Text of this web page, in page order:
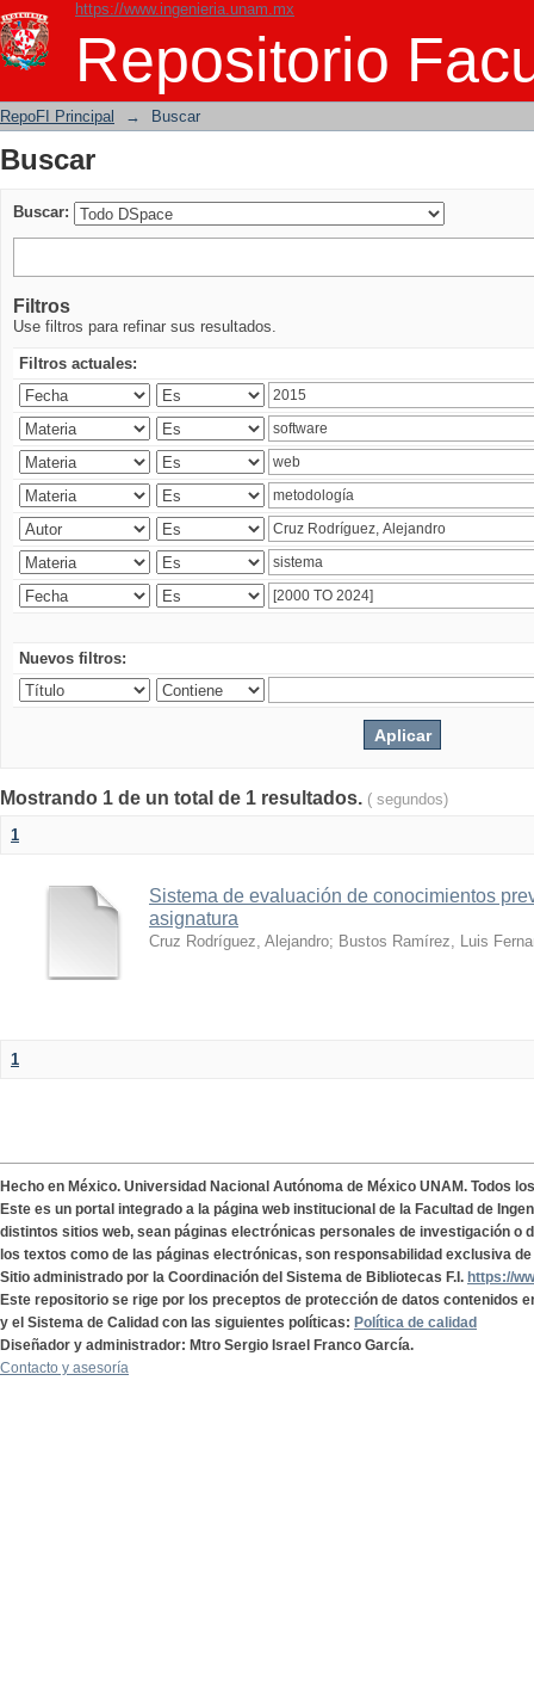
https://www.ingenieria.unam.mx
Repositorio
Buscar
RepoFI Principal → Buscar
Buscar
Buscar:
Filtros
Use filtros para refinar sus resultados.
Filtros actuales:
Nuevos filtros:
Mostrando 1 de un total de 1 resultados. ( segundos)
1
Sistema de evaluación de conocimientos
asignatura
Cruz Rodríguez, Alejandro; Bustos Ramírez, Luis
1
Hecho en México. Universidad Nacional Autónoma de México UNAM. Todos
Este es un portal integrado a la página web institucional de la Facultad de
distintos sitios web, sean páginas electrónicas personales de investigación o
los textos como de las páginas electrónicas, son responsabilidad exclusiva
Sitio administrado por la Coordinación del Sistema de Bibliotecas F.I. https://
Este repositorio se rige por los preceptos de protección de datos contenidos
y el Sistema de Calidad con las siguientes políticas: Política de calidad
Diseñador y administrador: Mtro Sergio Israel Franco García.
Contacto y asesoría